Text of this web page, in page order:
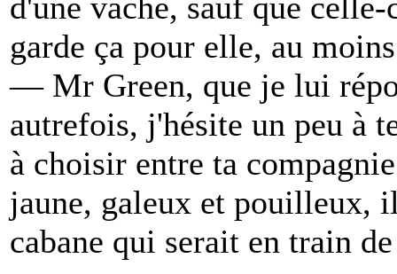
garde ça pour elle, au
— Mr Green, que je lui
autrefois, j'hésite un peu à
à choisir entre ta
jaune, galeux et pouilleux,
cabane qui serait en train